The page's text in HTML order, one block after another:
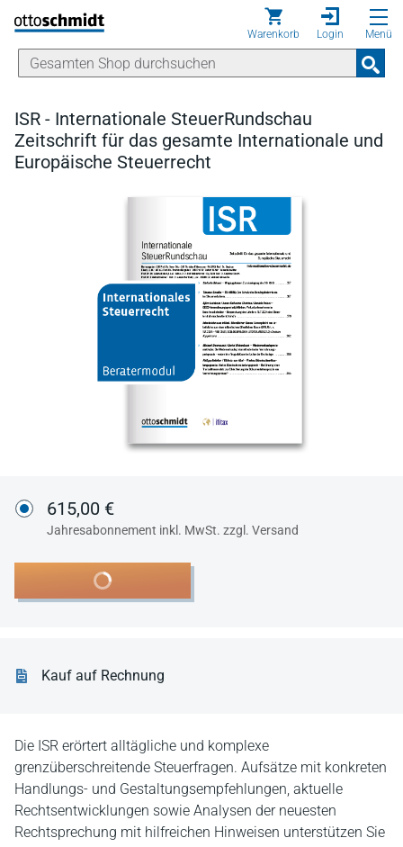
Direkt zum Inhalt
Warenkorb Login Menü
ISR - Internationale SteuerRundschau
Zeitschrift für das gesamte Internationale und
Europäische Steuerrecht
Die ISR erörtert alltägliche und komplexe
grenzüberschreitende Steuerfragen. Aufsätze mit konkreten
Handlungs- und Gestaltungsempfehlungen, aktuelle
Rechtsentwicklungen sowie Analysen der neuesten
Rechtsprechung mit hilfreichen Hinweisen unterstützen Sie
615,00 €
Jahresabonnement inkl. MwSt. zzgl. Versand
In den Warenkorb
Kauf auf Rechnung